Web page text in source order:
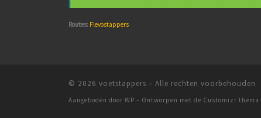
Routes: Flevostappers
© 2026 voetstappers – Alle rechten voorbehouden
Aangeboden door WP – Ontworpen met de Customizr thema